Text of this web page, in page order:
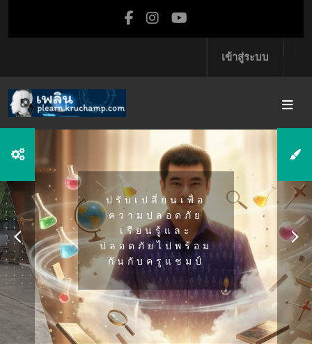
เข้าสู่ระบบ
ปรับเปลี่ยนเพื่อ
ความปลอดภัย
เรียนรู้และ
ปลอดภัยไปพร้อม
กันกับครูแชมป์